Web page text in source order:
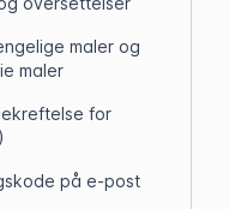
maler og
maler
for
på e-post